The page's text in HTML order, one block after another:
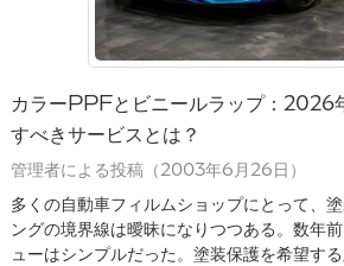
カラーPPFとビニールラップ：2026
すべきサービスとは？
管理者による投稿（2003年6月26日）
多くの自動車フィルムショップにとって、
ングの境界線は曖昧になりつつある。数年
ューはシンプルだった。塗装保護を希望す